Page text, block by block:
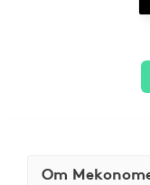
Om